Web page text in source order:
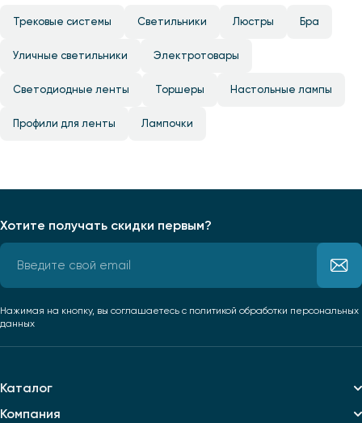
Трековые системы Светильники Люстры Бра
Уличные светильники Электротовары
Светодиодные ленты Торшеры Настольные лампы
Профили для ленты Лампочки
Каталог
Компания
Хотите получать скидки первым?
Нажимая на кнопку, вы соглашаетесь с политикой обработки персональных
данных